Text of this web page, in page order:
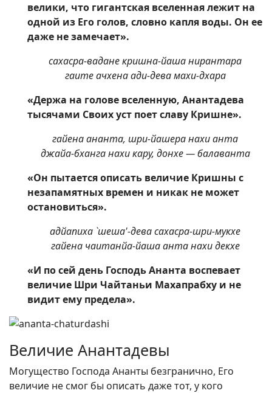
велики, что гигантская вселенная лежит на
одной из Его голов, словно капля воды. Он ее
даже не замечает».
сахасра-вадане кришна-йаша нирантара
гаите ачхена ади-дева махи-дхара
«Держа на голове вселенную, Анантадева
тысячами Своих уст поет славу Кришне».
гайена ананта, шри-йашера нахи анта
джайа-бханга нахи кару, донхе — балаванта
«Он пытается описать величие Кришны с
незапамятных времен и никак не может
остановиться».
адйапиха `шеша'-дева сахасра-шри-мукхе
гайена чаитанйа-йаша анта нахи декхе
«И по сей день Господь Ананта воспевает
величие Шри Чайтаньи Махапрабху и не
видит ему предела».
Величие Анантадевы
Могущество Господа Ананты безгранично, Его
величие не смог бы описать даже тот, у кого